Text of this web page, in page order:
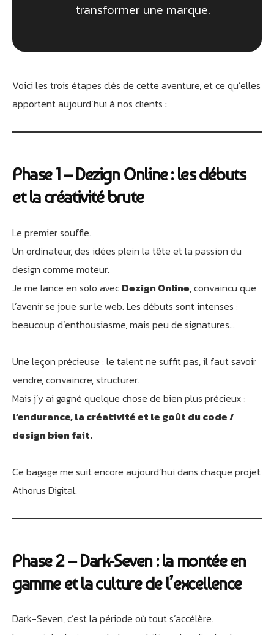
transformer une marque.
Voici les trois étapes clés de cette aventure, et ce qu’elles
apportent aujourd’hui à nos clients :
Phase 1 – Dezign Online : les débuts
et la créativité brute
Le premier souffle.
Un ordinateur, des idées plein la tête et la passion du
design comme moteur.
Je me lance en solo avec Dezign Online, convaincu que
l’avenir se joue sur le web. Les débuts sont intenses :
beaucoup d’enthousiasme, mais peu de signatures…
Une leçon précieuse : le talent ne suffit pas, il faut savoir
vendre, convaincre, structurer.
Mais j’y ai gagné quelque chose de bien plus précieux :
l’endurance, la créativité et le goût du code /
design bien fait.
Ce bagage me suit encore aujourd’hui dans chaque projet
Athorus Digital.
Phase 2 – Dark-Seven : la montée en
gamme et la culture de l’excellence
Dark-Seven, c’est la période où tout s’accélère.
Athobot Assistant IA
projet.
Dites-moi votre objectif ou choisissez un raccourci ci-
dessous :